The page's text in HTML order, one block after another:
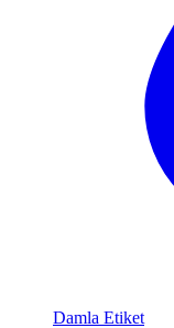
Damla Etiket